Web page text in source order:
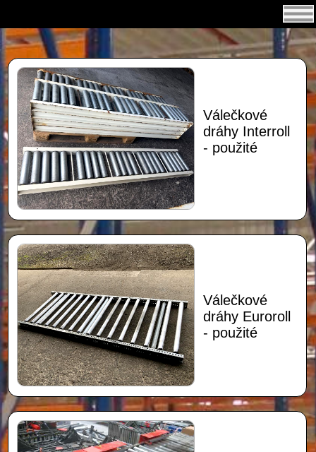
Válečkové
dráhy Interroll
- použité
Válečkové
dráhy Euroroll
- použité